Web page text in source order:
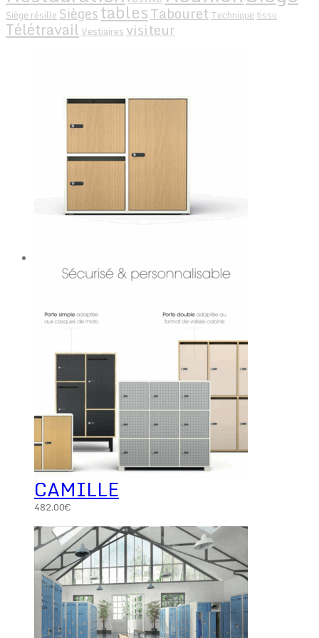
Siège résille SiègestablesTabouret Technique tissu
Télétravail Vestiaires visiteur
CAMILLE
482.00€